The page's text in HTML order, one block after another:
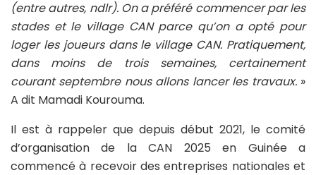
(entre autres, ndlr). On a préféré commencer par les
stades et le village CAN parce qu’on a opté pour
loger les joueurs dans le village CAN. Pratiquement,
dans moins de trois semaines, certainement
courant septembre nous allons lancer les travaux. »
A dit Mamadi Kourouma.
Il est à rappeler que depuis début 2021, le comité
d’organisation de la CAN 2025 en Guinée a
commencé à recevoir des entreprises nationales et